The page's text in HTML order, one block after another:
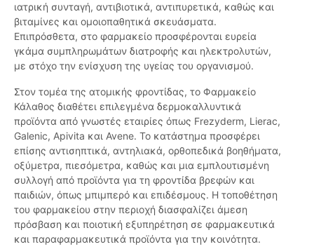
ιατρική συνταγή, αντιβιοτικά, αντιπυρετικά, καθώς και
βιταμίνες και ομοιοπαθητικά σκευάσματα.
Επιπρόσθετα, στο φαρμακείο προσφέρονται ευρεία
γκάμα συμπληρωμάτων διατροφής και ηλεκτρολυτών,
με στόχο την ενίσχυση της υγείας του οργανισμού.
Στον τομέα της ατομικής φροντίδας, το Φαρμακείο
Κάλαθος διαθέτει επιλεγμένα δερμοκαλλυντικά
προϊόντα από γνωστές εταιρίες όπως Frezyderm, Lierac,
Galenic, Apivita και Avene. Το κατάστημα προσφέρει
επίσης αντισηπτικά, αντηλιακά, ορθοπεδικά βοηθήματα,
οξύμετρα, πιεσόμετρα, καθώς και μια εμπλουτισμένη
συλλογή από προϊόντα για τη φροντίδα βρεφών και
παιδιών, όπως μπιμπερό και επιδέσμους. Η τοποθέτηση
του φαρμακείου στην περιοχή διασφαλίζει άμεση
πρόσβαση και ποιοτική εξυπηρέτηση σε φαρμακευτικά
και παραφαρμακευτικά προϊόντα για την κοινότητα.